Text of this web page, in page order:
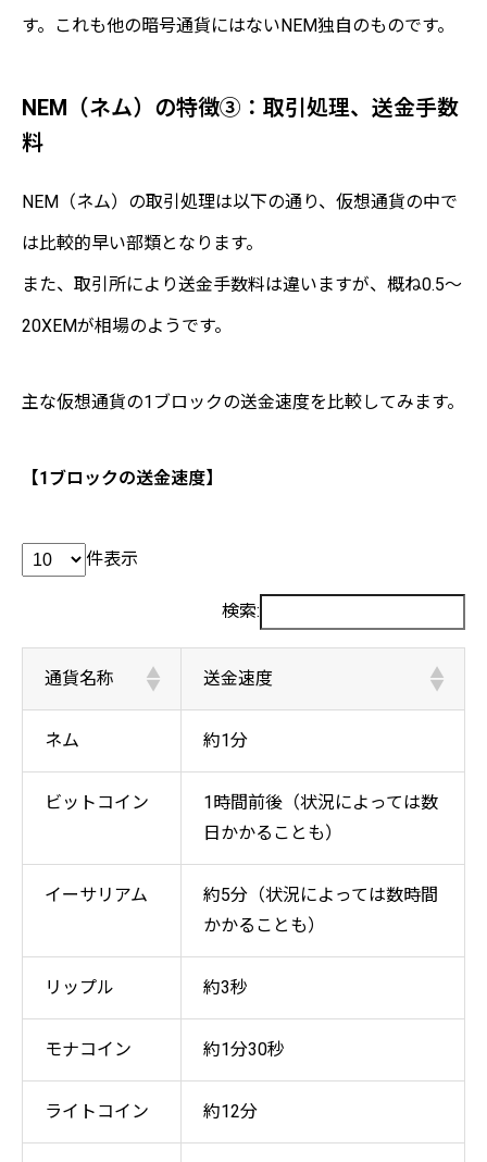
す。これも他の暗号通貨にはないNEM独自のものです。
NEM（ネム）の特徴③：取引処理、送金手数
料
NEM（ネム）の取引処理は以下の通り、仮想通貨の中で
は比較的早い部類となります。
また、取引所により送金手数料は違いますが、概ね0.5〜
20XEMが相場のようです。
主な仮想通貨の1ブロックの送金速度を比較してみます。
【1ブロックの送金速度】
件表示
検索:
通貨名称 送金速度
ネム 約1分
ビットコイン
1時間前後（状況によっては数
日かかることも）
イーサリアム
約5分（状況によっては数時間
かかることも）
リップル 約3秒
モナコイン 約1分30秒
ライトコイン 約12分